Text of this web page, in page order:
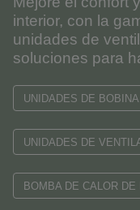
interior, con la
unidades de
soluciones para
UNIDADES DE
UNIDADES DE
BOMBA DE CALOR DE